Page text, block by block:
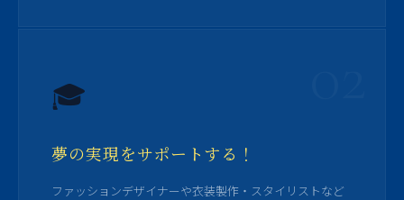
🎓
夢の実現をサポートする！
ファッションデザイナーや衣装製作・スタイリストなど